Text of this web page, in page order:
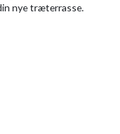
nye træterrasse.